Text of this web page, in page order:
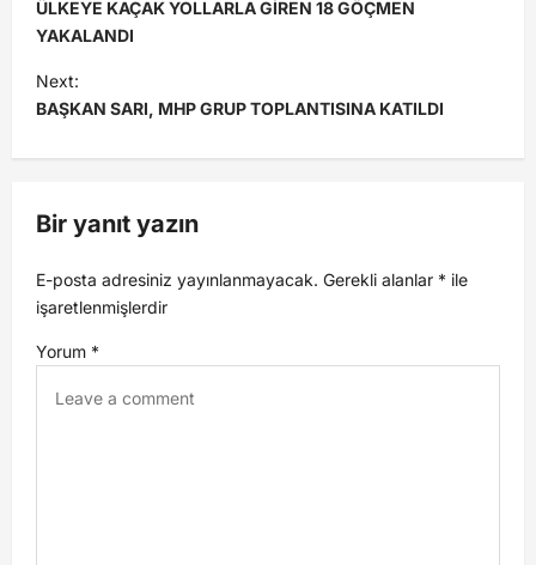
ÜLKEYE KAÇAK YOLLARLA GİREN 18 GÖÇMEN
YAKALANDI
Next:
BAŞKAN SARI, MHP GRUP TOPLANTISINA KATILDI
Bir yanıt yazın
E-posta adresiniz yayınlanmayacak. Gerekli alanlar * ile
işaretlenmişlerdir
Yorum *